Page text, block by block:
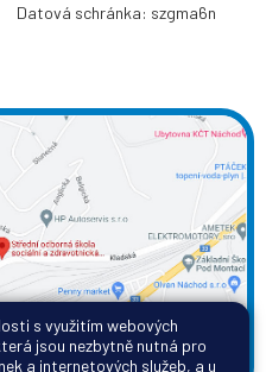
Datová schránka: szgma6n
s využitím webových
jsou nezbytně nutná pro
a internetových služeb, a u